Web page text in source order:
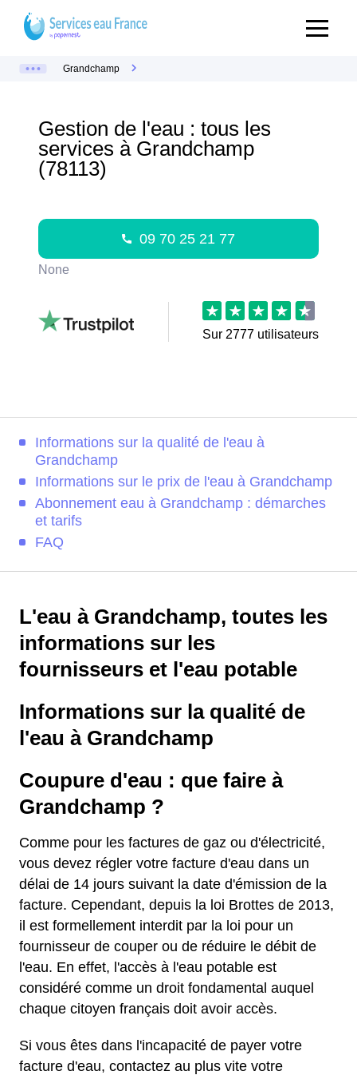
Grandchamp
Gestion de l'eau : tous les
services à Grandchamp
(78113)
09 70 25 21 77
None
Sur 2777 utilisateurs
Informations sur la qualité de l'eau à
Grandchamp
Informations sur le prix de l'eau à Grandchamp
Abonnement eau à Grandchamp : démarches
et tarifs
FAQ
L'eau à Grandchamp, toutes les
informations sur les
fournisseurs et l'eau potable
Informations sur la qualité de
l'eau à Grandchamp
Coupure d'eau : que faire à
Grandchamp ?
Comme pour les factures de gaz ou d'électricité,
vous devez régler votre facture d'eau dans un
délai de 14 jours suivant la date d'émission de la
facture. Cependant, depuis la loi Brottes de 2013,
il est formellement interdit par la loi pour un
fournisseur de couper ou de réduire le débit de
l'eau. En effet, l'accès à l'eau potable est
considéré comme un droit fondamental auquel
chaque citoyen français doit avoir accès.
Si vous êtes dans l'incapacité de payer votre
facture d'eau, contactez au plus vite votre